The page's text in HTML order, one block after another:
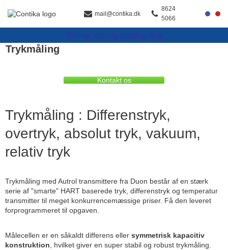
Spring
indhold
mail@contika.dk
8624
5066
Måling, test og datalogning
Trykmåling
Kontakt os
Trykmåling : Differenstryk,
overtryk, absolut tryk, vakuum,
relativ tryk
Trykmåling med Autrol transmittere fra Duon består af en stærk
serie af "smarte" HART baserede tryk, differenstryk og temperatur
transmitter til meget konkurrencemæssige priser. Få den leveret
forprogrammeret til opgaven.
Målecellen er en såkaldt differens eller symmetrisk kapacitiv
konstruktion , hvilket giver en super stabil og robust trykmåling.